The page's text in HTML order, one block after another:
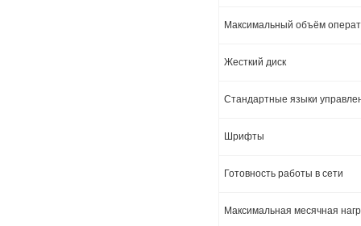
Максимальный объём
Жесткий диск
Стандартные языки
Шрифты
Готовность работы в сети
Максимальная месячная